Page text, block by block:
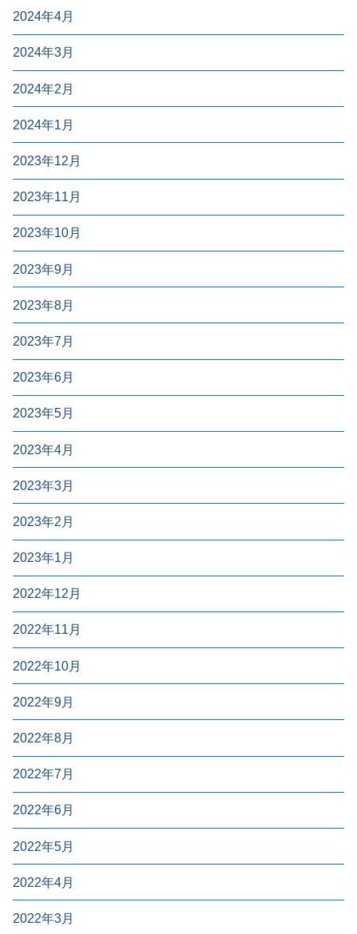
2024年4月
2024年3月
2024年2月
2024年1月
2023年12月
2023年11月
2023年10月
2023年9月
2023年8月
2023年7月
2023年6月
2023年5月
2023年4月
2023年3月
2023年2月
2023年1月
2022年12月
2022年11月
2022年10月
2022年9月
2022年8月
2022年7月
2022年6月
2022年5月
2022年4月
2022年3月